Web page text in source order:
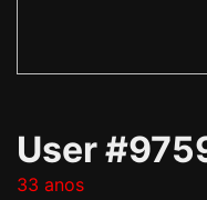
User
33 anos